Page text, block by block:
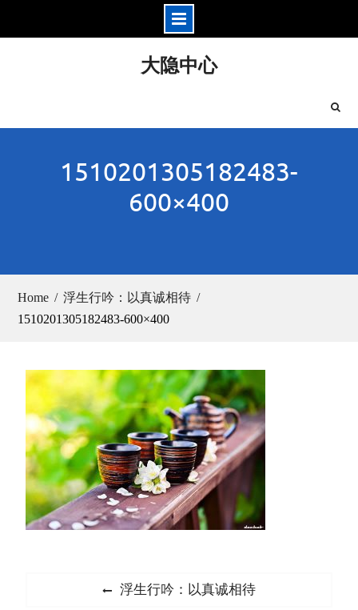
大隐中心
1510201305182483-
600×400
Home
浮生行吟：以真诚相待
1510201305182483-600×400
Previous
浮生行吟：以真诚相待